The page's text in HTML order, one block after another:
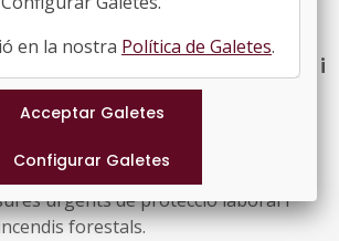
d'alt interès cultural (ref. BDNS
aprova mesures laborals i
per protegir les persones
incendis forestals
2026, de 29 de juliol, pel qual
urgents de protecció laboral i
forestals.
en la nostra Política de Galetes.